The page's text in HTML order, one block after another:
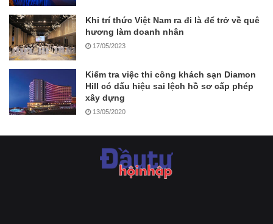
Khi trí thức Việt Nam ra đi là để trở về quê
hương làm doanh nhân
17/05/2023
Kiểm tra việc thi công khách sạn Diamon
Hill có dấu hiệu sai lệch hồ sơ cấp phép
xây dựng
13/05/2020